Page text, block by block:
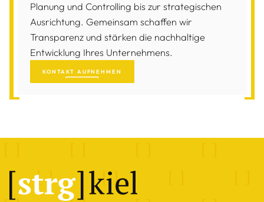
Planung und Controlling bis zur strategischen
Ausrichtung. Gemeinsam schaffen wir
Transparenz und stärken die nachhaltige
Entwicklung Ihres Unternehmens.
KONTAKT AUFNEHMEN